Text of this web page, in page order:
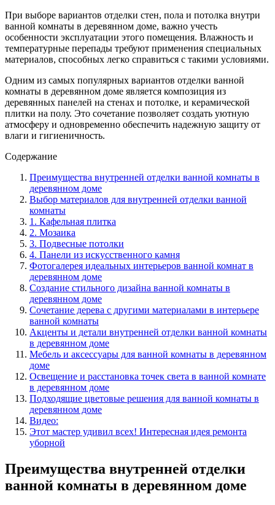
При выборе вариантов отделки стен, пола и потолка внутри
ванной комнаты в деревянном доме, важно учесть
особенности эксплуатации этого помещения. Влажность и
температурные перепады требуют применения специальных
материалов, способных легко справиться с такими условиями.
Одним из самых популярных вариантов отделки ванной
комнаты в деревянном доме является композиция из
деревянных панелей на стенах и потолке, и керамической
плитки на полу. Это сочетание позволяет создать уютную
атмосферу и одновременно обеспечить надежную защиту от
влаги и гигиеничность.
Содержание
Преимущества внутренней отделки ванной комнаты в
деревянном доме
Выбор материалов для внутренней отделки ванной
комнаты
1. Кафельная плитка
2. Мозаика
3. Подвесные потолки
4. Панели из искусственного камня
Фотогалерея идеальных интерьеров ванной комнат в
деревянном доме
Создание стильного дизайна ванной комнаты в
деревянном доме
Сочетание дерева с другими материалами в интерьере
ванной комнаты
Акценты и детали внутренней отделки ванной комнаты
в деревянном доме
Мебель и аксессуары для ванной комнаты в деревянном
доме
Освещение и расстановка точек света в ванной комнате
в деревянном доме
Подходящие цветовые решения для ванной комнаты в
деревянном доме
Видео:
Этот мастер удивил всех! Интересная идея ремонта
уборной
Преимущества внутренней отделки
ванной комнаты в деревянном доме